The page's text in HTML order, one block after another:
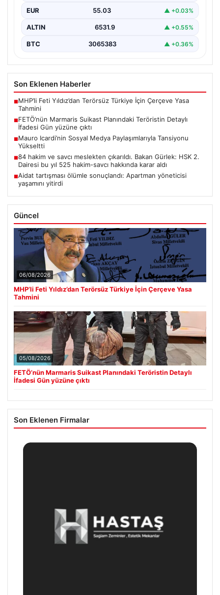
planlanan suikast girişiminin…
EUR 55.03 ▲ +0.03%
ALTIN 6531.9 ▲ +0.55%
BTC 3065383 ▲ +0.36%
Son Eklenen Haberler
■MHP’li Feti Yıldız’dan Terörsüz Türkiye İçin Çerçeve Yasa
Tahmini
■FETÖ’nün Marmaris Suikast Planındaki Teröristin Detaylı
İfadesi Gün yüzüne çıktı
■Mauro Icardi’nin Sosyal Medya Paylaşımlarıyla Tansiyonu
Yükseltti
■84 hakim ve savcı meslekten çıkarıldı. Bakan Gürlek: HSK 2.
Dairesi bu yıl 525 hakim-savcı hakkında karar aldı
■Aidat tartışması ölümle sonuçlandı: Apartman yöneticisi
yaşamını yitirdi
Güncel
06/08/2026
MHP’li Feti Yıldız’dan Terörsüz Türkiye İçin Çerçeve Yasa
Tahmini
05/08/2026
FETÖ’nün Marmaris Suikast Planındaki Teröristin Detaylı
İfadesi Gün yüzüne çıktı
Son Eklenen Firmalar